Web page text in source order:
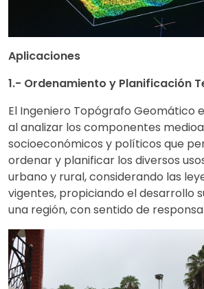
Aplicaciones
1.- Ordenamiento y Planificación
El Ingeniero Topógrafo Geomático
al analizar los componentes
socioeconómicos y políticos que
ordenar y planificar los diversos
urbano y rural, considerando las
vigentes, propiciando el desarrollo
una región, con sentido de